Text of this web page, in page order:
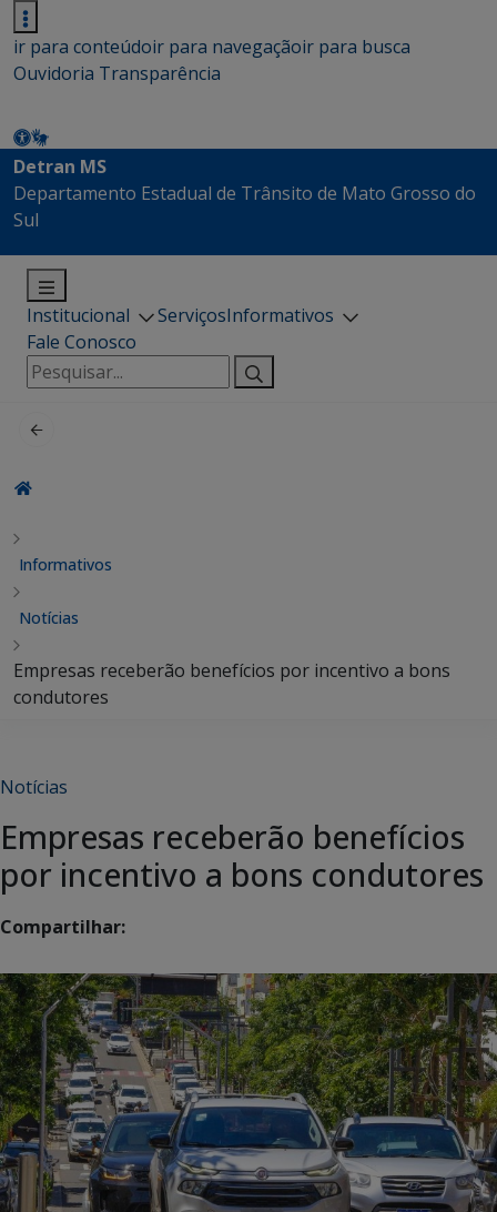
ir para conteúdoir para navegaçãoir para busca
Ouvidoria Transparência
Detran MS
Departamento Estadual de Trânsito de Mato Grosso do
Sul
Institucional ServiçosInformativos
Fale Conosco
Pesquisar
por:
Informativos
Notícias
Empresas receberão benefícios por incentivo a bons
condutores
Notícias
Empresas receberão benefícios
por incentivo a bons condutores
Compartilhar: